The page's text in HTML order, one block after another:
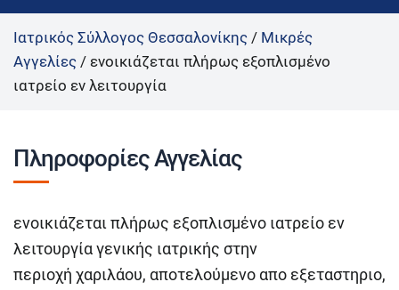
Ιατρικός Σύλλογος Θεσσαλονίκης / Μικρές
Αγγελίες / ενοικιάζεται πλήρως εξοπλισμένο
ιατρείο εν λειτουργία
Πληροφορίες Αγγελίας
ενοικιάζεται πλήρως εξοπλισμένο ιατρείο εν
λειτουργία γενικής ιατρικής στην
περιοχή χαριλάου, αποτελούμενο απο εξεταστηριο,